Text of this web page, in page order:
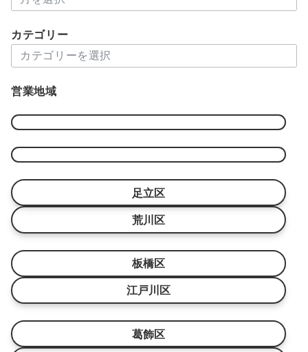
ー
イ
カテゴリー
テ
リ
営業地域
足立区
荒川区
板橋区
江戸川区
葛飾区